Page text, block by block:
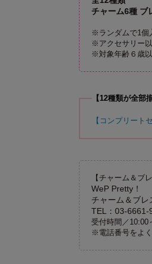
チャーム6種 ブ
※ランダムで1個
※アクセサリー
※対象年齢６歳
【12種類が全部
【コンプリート
【チャーム＆ブ
WeP Pretty！
チャーム＆ブ
TEL：03-6661-
受付時間／10:00
※電話番号をよ